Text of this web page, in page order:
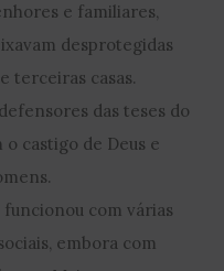
e familiares,
desprotegidas
terceiras casas.
das teses do
castigo de Deus e
funcionou com várias
embora com